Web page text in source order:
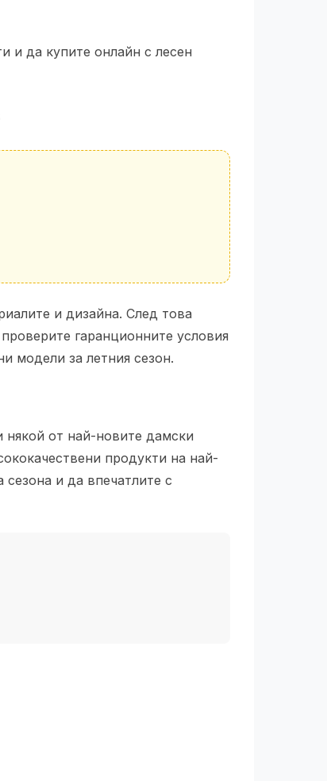
и да купите онлайн с лесен
и дизайна. След това
гаранционните условия
модели за летния сезон.
някой от най-новите дамски
продукти на най-
и да впечатлите с